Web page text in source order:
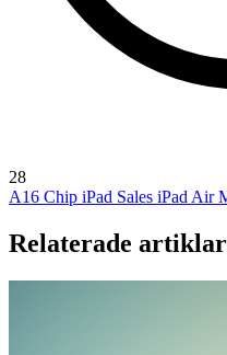
28
A16 Chip iPad Sales iPad Air
Relaterade artiklar